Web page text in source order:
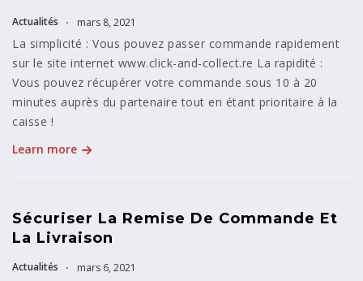
Actualités mars 8, 2021
La simplicité : Vous pouvez passer commande rapidement
sur le site internet www.click-and-collect.re La rapidité :
Vous pouvez récupérer votre commande sous 10 à 20
minutes auprès du partenaire tout en étant prioritaire à la
caisse !
Learn more
Sécuriser La Remise De Commande Et
La Livraison
Actualités mars 6, 2021